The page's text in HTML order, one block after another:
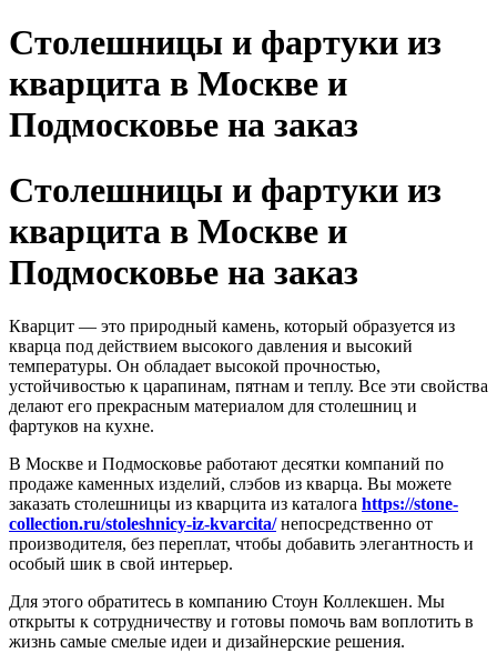
Столешницы и фартуки из
кварцита в Москве и
Подмосковье на заказ
Столешницы и фартуки из
кварцита в Москве и
Подмосковье на заказ
Кварцит — это природный камень, который образуется из
кварца под действием высокого давления и высокий
температуры. Он обладает высокой прочностью,
устойчивостью к царапинам, пятнам и теплу. Все эти свойства
делают его прекрасным материалом для столешниц и
фартуков на кухне.
В Москве и Подмосковье работают десятки компаний по
продаже каменных изделий, слэбов из кварца. Вы можете
заказать столешницы из кварцита из каталога https://stone-
collection.ru/stoleshnicy-iz-kvarcita/непосредственно от
производителя, без переплат, чтобы добавить элегантность и
особый шик в свой интерьер.
Для этого обратитесь в компанию Стоун Коллекшен. Мы
открыты к сотрудничеству и готовы помочь вам воплотить в
жизнь самые смелые идеи и дизайнерские решения.